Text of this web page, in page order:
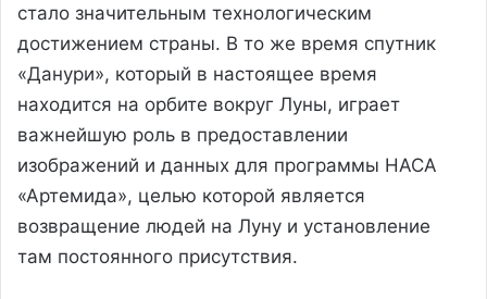
стало значительным технологическим
достижением страны. В то же время спутник
«Данури», который в настоящее время
находится на орбите вокруг Луны, играет
важнейшую роль в предоставлении
изображений и данных для программы НАСА
«Артемида», целью которой является
возвращение людей на Луну и установление
там постоянного присутствия.